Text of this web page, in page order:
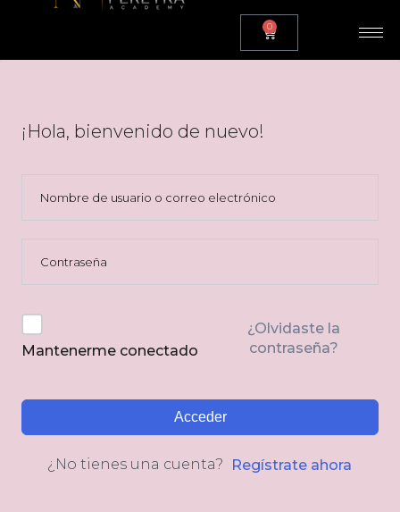
0
¡Hola, bienvenido de nuevo!
Mantenerme conectado
¿Olvidaste la
contraseña?
Acceder
¿No tienes una cuenta? Regístrate ahora